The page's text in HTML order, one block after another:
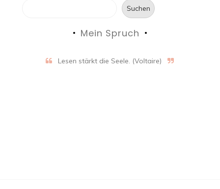
Suchen
Mein Spruch
Lesen stärkt die Seele. (Voltaire)